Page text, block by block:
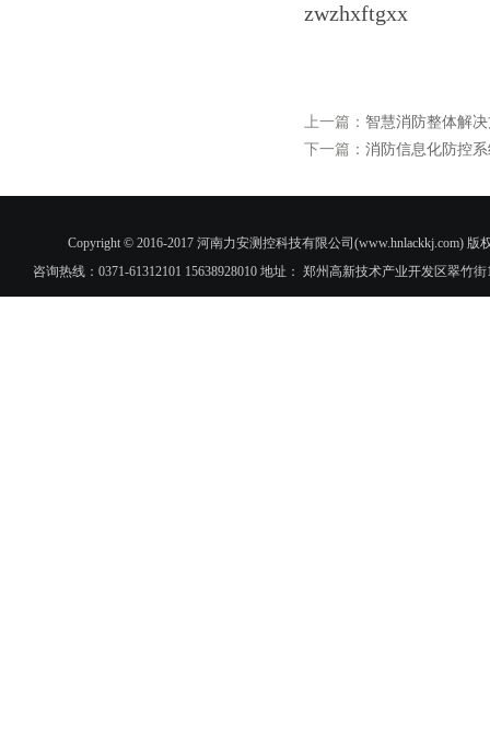
zwzhxftgxx
上一篇： 智慧消防整体解
下一篇： 消防信息化防控
Copyright © 2016-2017 河南力安测控科技有限公司(www.hnlackkj.com)
咨询热线：0371-61312101 15638928010 地址： 郑州高新技术产业开发区翠竹